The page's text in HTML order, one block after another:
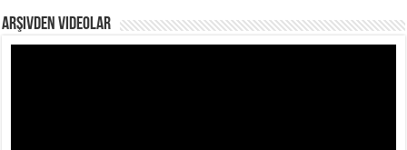
Arşivden Videolar